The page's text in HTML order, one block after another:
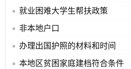
就业困难大学生帮扶政策
非本地户口
办理出国护照的材料和时间
本地区贫困家庭建档符合条件